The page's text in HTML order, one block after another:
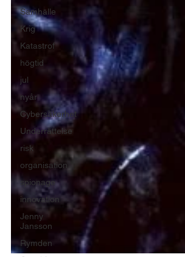
Samhälle
Krig
Katastrof
högtid
jul
nyår
Cybersäkerhet
Underrättelse
risk
organisation
spionage
innovation
Jenny
Jansson
Rymden